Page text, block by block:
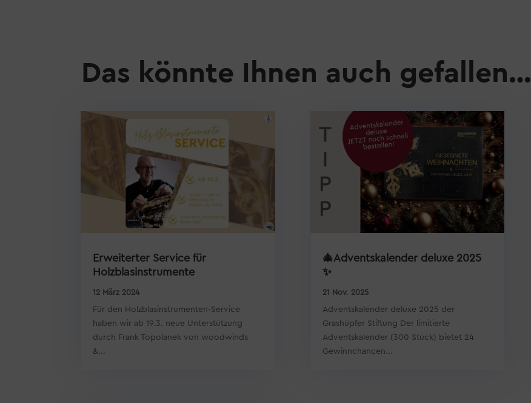
Das könnte Ihnen auch gefallen…
Erweiterter Service für
Holzblasinstrumente
12 März 2024
Für den Holzblasinstrumenten-Service
haben wir ab 19.3. neue Unterstützung
durch Frank Topolanek von woodwinds
&...
🎄Adventskalender deluxe 2025
✨
21 Nov. 2025
Adventskalender deluxe 2025 der
Grashüpfer Stiftung Der limitierte
Adventskalender (300 Stück) bietet 24
Gewinnchancen...